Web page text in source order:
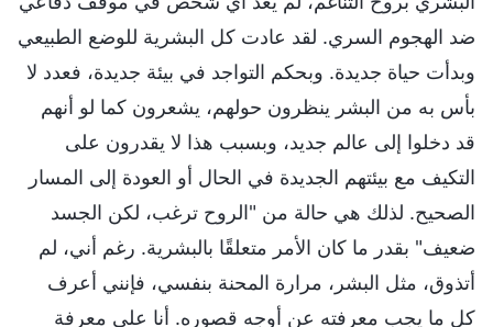
ضد الهجوم السري. لقد عادت كل البشرية للوضع الطبيعي
وبدأت حياة جديدة. وبحكم التواجد في بيئة جديدة، فعدد لا
بأس به من البشر ينظرون حولهم، يشعرون كما لو أنهم
قد دخلوا إلى عالم جديد، وبسبب هذا لا يقدرون على
التكيف مع بيئتهم الجديدة في الحال أو العودة إلى المسار
الصحيح. لذلك هي حالة من "الروح ترغب، لكن الجسد
ضعيف" بقدر ما كان الأمر متعلقًا بالبشرية. رغم أني، لم
أتذوق، مثل البشر، مرارة المحنة بنفسي، فإنني أعرف
كل ما يجب معرفته عن أوجه قصوره. أنا على معرفة